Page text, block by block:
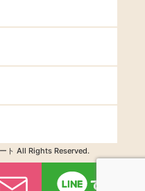
ト All Rights Reserved.